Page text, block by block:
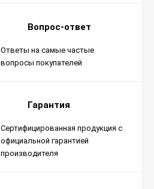
Вопрос-ответ
Ответы на самые частые
вопросы покупателей
Гарантия
Сертифицированная продукция с
официальной гарантией
производителя